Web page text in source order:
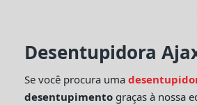
Desentupidora
Se você procura uma
desentupimentograças à nossa